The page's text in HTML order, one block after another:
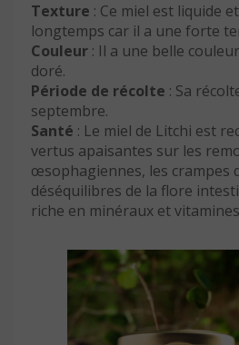
Texture : Ce miel est liquide
longtemps car il a une forte
Couleur : Il a une belle
doré.
Période de récolte : Sa
septembre.
Santé : Le miel de Litchi est
vertus apaisantes sur les
œsophagiennes, les crampes
déséquilibres de la flore
riche en minéraux et